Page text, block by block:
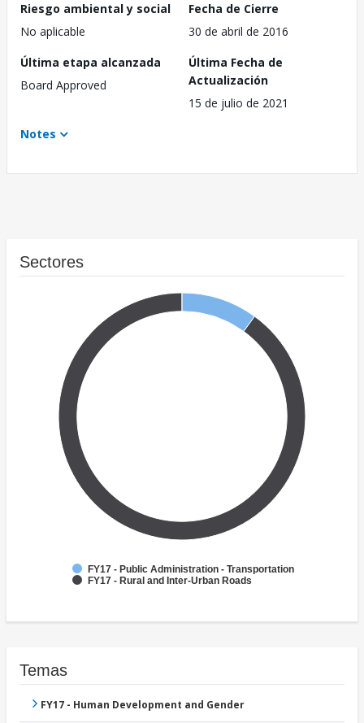
Riesgo ambiental y social
No aplicable
Fecha de Cierre
30 de abril de 2016
Última etapa alcanzada
Board Approved
Última Fecha de
Actualización
15 de julio de 2021
Notes
Sectores
FY17 - Public Administration - Transportation
FY17 - Rural and Inter-Urban Roads
Temas
FY17 - Human Development and Gender